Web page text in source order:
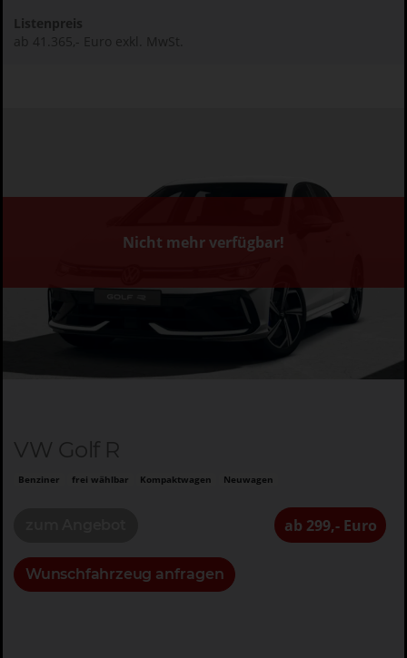
Listenpreis
ab 41.365,- Euro exkl. MwSt.
Nicht mehr verfügbar!
VW Golf R
Benziner frei wählbar Kompaktwagen Neuwagen
ab 299,- Euro
Wunschfahrzeug anfragen